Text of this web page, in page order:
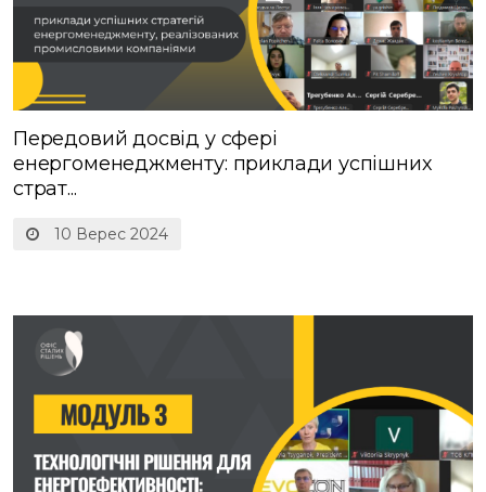
10 Верес 2024
Передовий досвід у сфері
енергоменеджменту: приклади успішних
страт...